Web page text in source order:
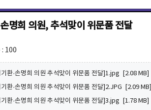
명희 의원, 추석맞이 위문품 전달
100
환·손명희 의원 추석맞이 위문품 전달]1.jpg [2.08 MB]
환·손명희 의원 추석맞이 위문품 전달]2.JPG [2.09 MB]
환·손명희 의원 추석맞이 위문품 전달]3.jpg [1.78 MB]